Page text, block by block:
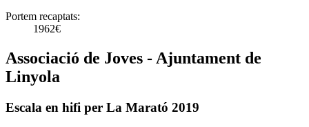
Portem recaptats:
1962€
Associació de Joves - Ajuntament de
Linyola
Escala en hifi per La Marató 2019